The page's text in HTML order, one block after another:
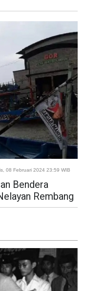
08 Februari 2024 23:59 WIB
Bendera
Rembang